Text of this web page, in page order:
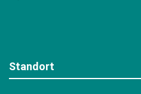
Standort